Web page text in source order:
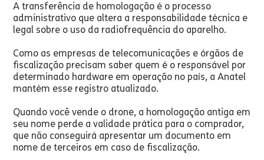
A transferência de homologação é o processo
administrativo que altera a responsabilidade técnica e
legal sobre o uso da radiofrequência do aparelho.
Como as empresas de telecomunicações e órgãos de
fiscalização precisam saber quem é o responsável por
determinado hardware em operação no país, a Anatel
mantém esse registro atualizado.
Quando você vende o drone, a homologação antiga em
seu nome perde a validade prática para o comprador,
que não conseguirá apresentar um documento em
nome de terceiros em caso de fiscalização.